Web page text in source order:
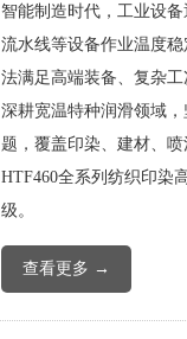
智能制造时代，工业设
流水线等设备作业温度
法满足高端装备、复杂
深耕宽温特种润滑领域
题，覆盖印染、建材、喷
HTF460全系列纺织印染
级。
查看更多 →